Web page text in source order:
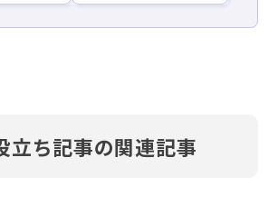
立ち記事の関連記事